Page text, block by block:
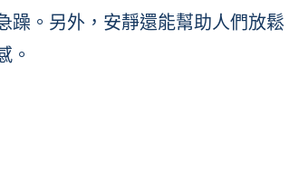
。另外，安靜還能幫助人們放
。